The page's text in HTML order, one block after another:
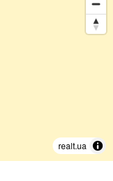
realt.ua